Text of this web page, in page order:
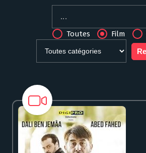
Toutes Film